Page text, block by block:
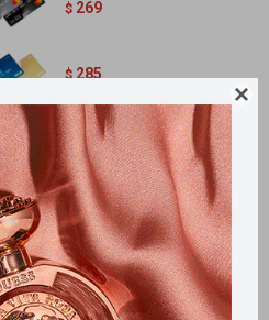

$ 269
$ 285
y costos de envío
gratuitos en tiendas
pueden interesar